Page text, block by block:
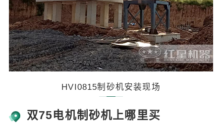
HVI0815制砂机安装现场
双75电机制砂机上哪里买